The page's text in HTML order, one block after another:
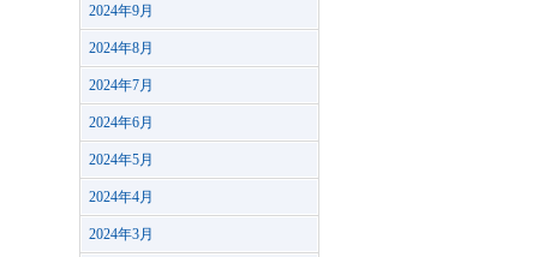
2024年9月
2024年8月
2024年7月
2024年6月
2024年5月
2024年4月
2024年3月